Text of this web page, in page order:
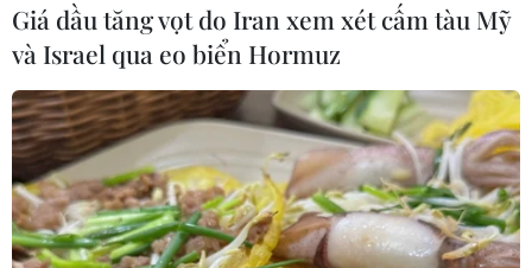
Giá dầu tăng vọt do Iran xem xét cấm tàu Mỹ
và Israel qua eo biển Hormuz